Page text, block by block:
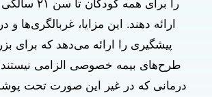
ارائه دهند. این مزایا، غربالگری‌ها و
پیشگیری را ارائه می‌دهد که برای
طرح‌های بیمه خصوصی الزامی
درمانی که در غیر این صورت تحت